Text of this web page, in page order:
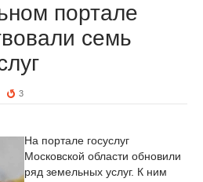
портале
семь
3
На портале госуслуг
Московской области обновили
ряд земельных услуг. К ним